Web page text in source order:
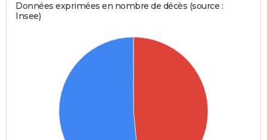
Données exprimées en nombre de décès (source :
Insee)